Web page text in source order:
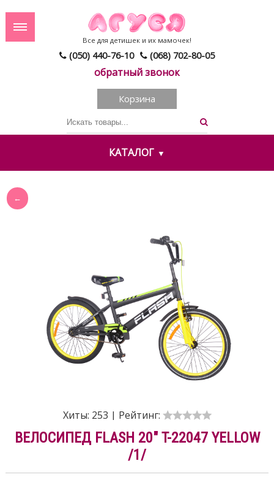
(050) 440-76-10 (068) 702-80-05
обратный звонок
Все для детишек и их мамочек!
Корзина
КАТАЛОГ
Хиты: 253 | Рейтинг:
ВЕЛОСИПЕД FLASH 20" T-22047 YELLOW
/1/